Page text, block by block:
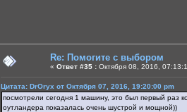
Re: Помогите с выбором
« Ответ #35 : Октября 08, 2016,
Цитата: DrOryx от Октября 07, 2016, 19:20:00 pm
посмотрели сегодня 1 машину, это был первый раз
оутландера показалась очень шустрой и мощной))